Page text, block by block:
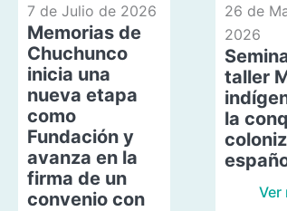
7 de Julio de 2026
Memorias de
Chuchunco
inicia una
nueva etapa
como
Fundación y
avanza en la
firma de un
convenio con
26 de
2026
taller
la
Ver